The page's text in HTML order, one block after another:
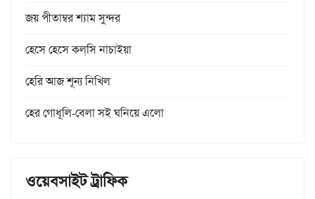
জয় পীতাম্বর শ্যাম সুন্দর
হেসে হেসে কল্‌সি নাচাইয়া
হেরি আজ শূন্য নিখিল
হের গোধূলি-বেলা সই ঘনিয়ে এলো
ওয়েবসাইট ট্রাফিক